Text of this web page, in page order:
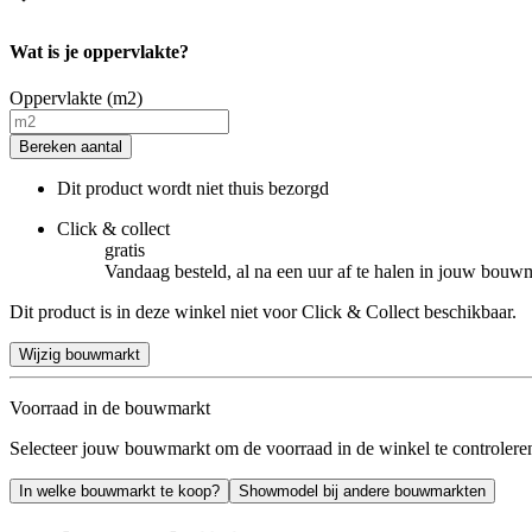
Wat is je oppervlakte?
Oppervlakte (m2)
Bereken aantal
Dit product wordt niet thuis bezorgd
Click & collect
gratis
Vandaag besteld, al na een uur af te halen in jouw
Dit product is in deze winkel niet voor Click & Collect beschikbaar.
Wijzig bouwmarkt
Voorraad in de bouwmarkt
Selecteer jouw bouwmarkt om de voorraad in de winkel te
In welke bouwmarkt te koop? Showmodel bij andere bouwmarkten